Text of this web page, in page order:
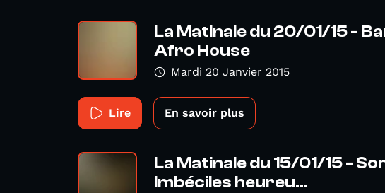
La Matinale du 20/01/15 -
Afro House
Mardi 20 Janvier 2015
Lire En savoir plus
La Matinale du 15/01/15 -
Imbéciles heureu...